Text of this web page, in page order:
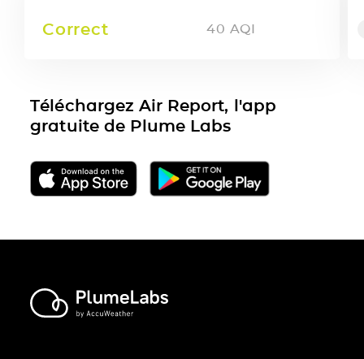
Correct 40 AQI
Téléchargez Air Report, l'app
gratuite de Plume Labs